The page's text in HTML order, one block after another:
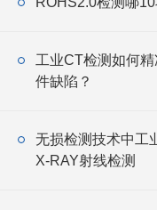
工业CT检测如何
件缺陷？
无损检测技术中工
X-RAY射线检测